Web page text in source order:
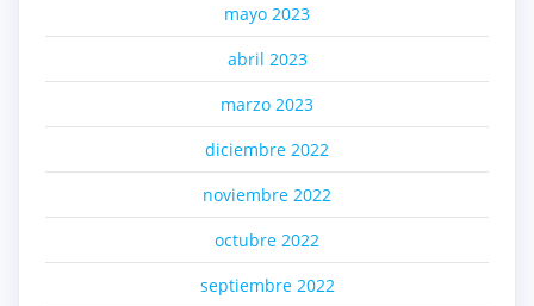
mayo 2023
abril 2023
marzo 2023
diciembre 2022
noviembre 2022
octubre 2022
septiembre 2022